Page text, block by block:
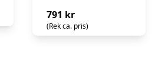
791 kr
(Rek ca. pris)